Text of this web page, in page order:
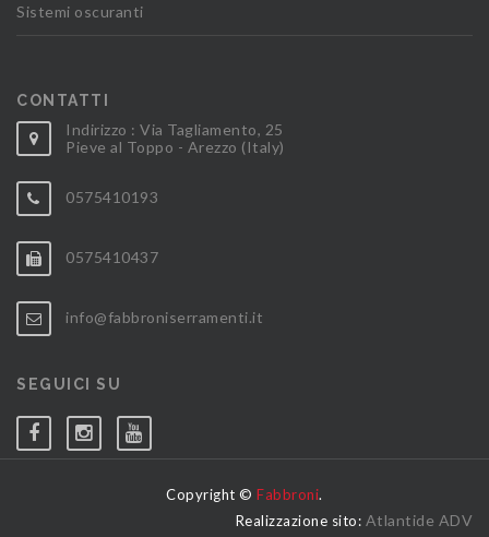
Sistemi oscuranti
CONTATTI
Indirizzo : Via Tagliamento, 25
Pieve al Toppo - Arezzo (Italy)
0575410193
0575410437
info@fabbroniserramenti.it
SEGUICI SU
Copyright ©Fabbroni.
Realizzazione sito: Atlantide ADV